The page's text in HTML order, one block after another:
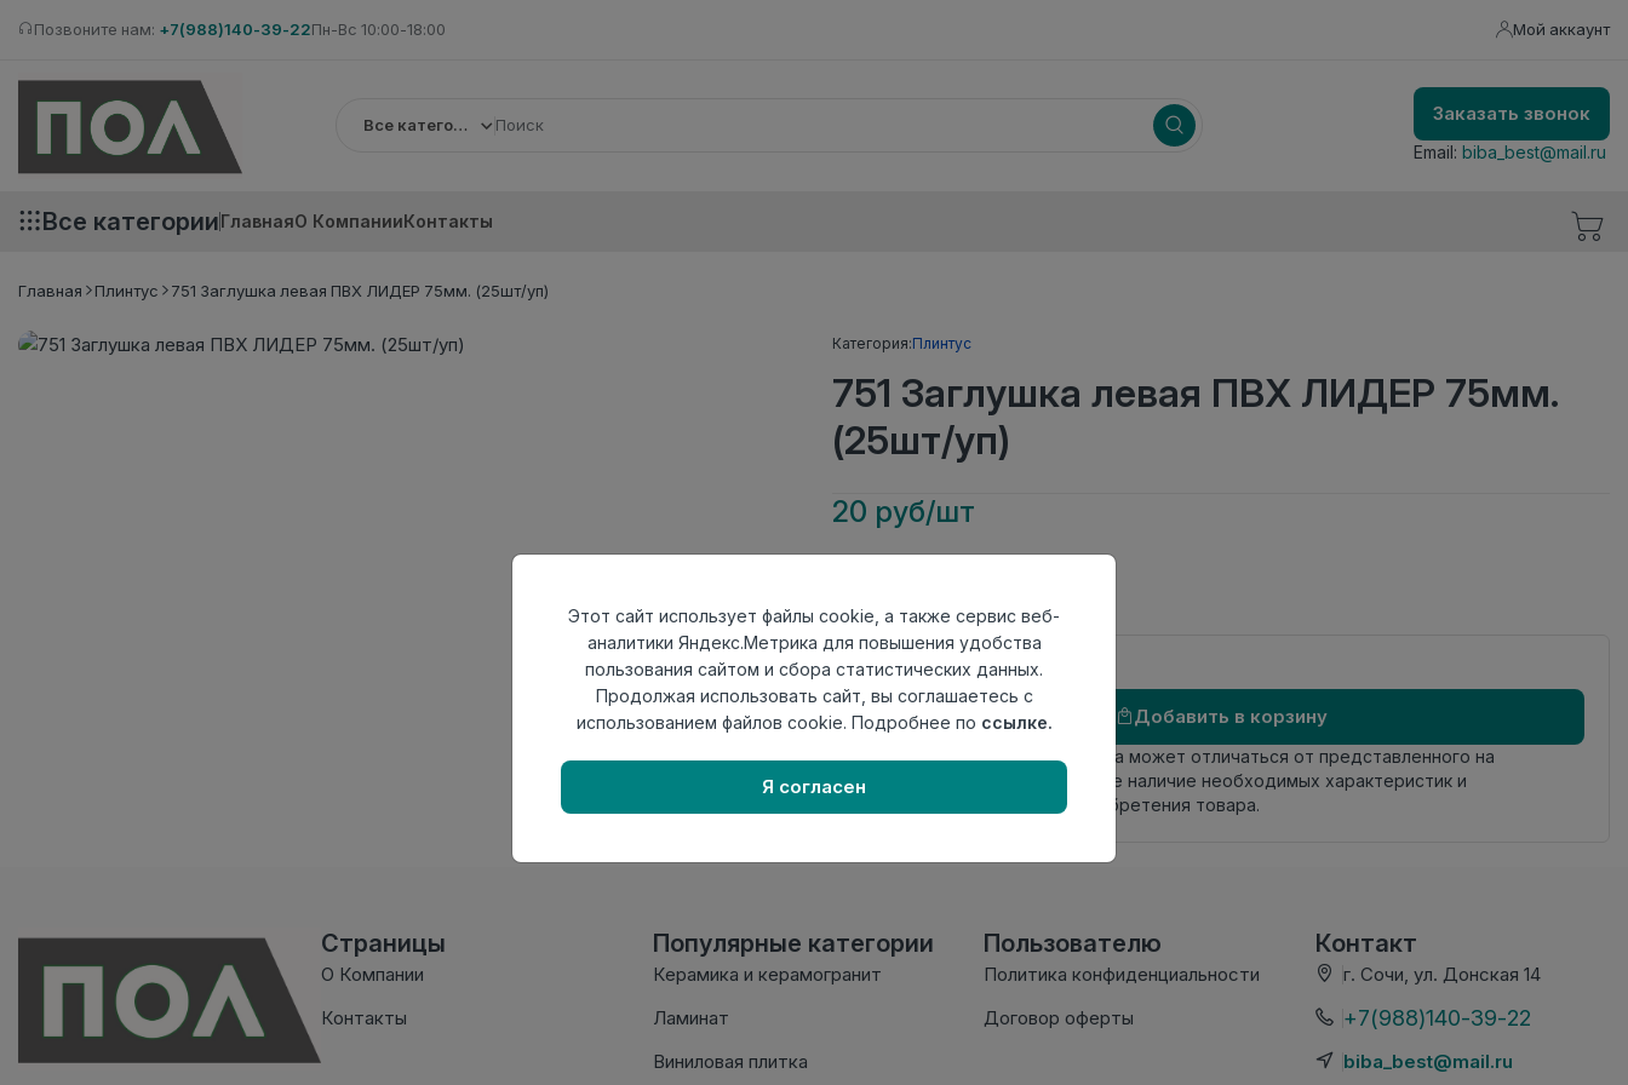
Позвоните нам: +7(988)140-39-22Пн-Вс 10:00-18:00 Мой аккаунт
Все категории
Заказать звонок
Email: biba_best@mail.ru
Все категорииГлавнаяО КомпанииКонтакты
Главная Плинтус 751 Заглушка левая ПВХ ЛИДЕР 75мм. (25шт/уп)
Категория:Плинтус
751 Заглушка левая ПВХ ЛИДЕР 75мм.
(25шт/уп)
20 руб/шт
Материал
ПВХ
Осталось2 шт
Добавить в корзину
Внимание! Внешний вид товара может отличаться от представленного на
настоящем сайте. Проверяйте наличие необходимых характеристик и
комплектации в момент приобретения товара.
Страницы
О Компании
Контакты
Популярные категории
Керамика и керамогранит
Ламинат
Виниловая плитка
Пользователю
Политика конфиденциальности
Договор оферты
Контакт
г. Сочи, ул. Донская 14
+7(988)140-39-22
biba_best@mail.ru
Этот сайт использует файлы cookie, а также сервис веб-
аналитики Яндекс.Метрика для повышения удобства
пользования сайтом и сбора статистических данных.
Продолжая использовать сайт, вы соглашаетесь с
использованием файлов cookie. Подробнее по ссылке.
Я согласен